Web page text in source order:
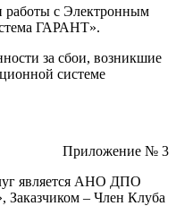
работы с Электронным
ГАРАНТ».
за сбои, возникшие
системе
Приложение № 3
является АНО ДПО
– Член Клуба